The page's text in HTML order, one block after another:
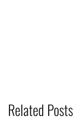
Related Posts